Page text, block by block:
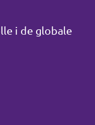
i de globale